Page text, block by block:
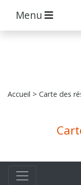
Menu
Accueil > Carte des